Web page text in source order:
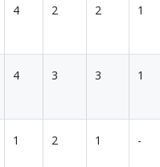
4 2 2 1
4 3 3 1
1 2 1 -